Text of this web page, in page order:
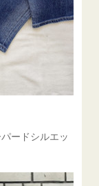
ードシルエッ